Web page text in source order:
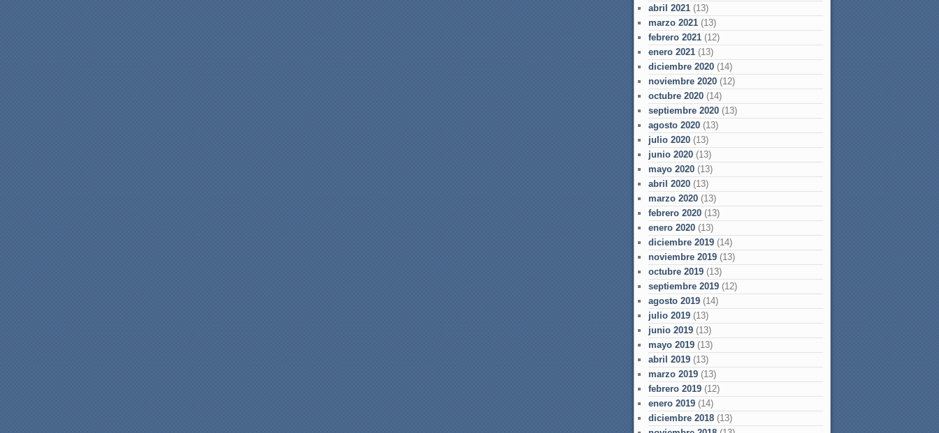
abril 2021 (13)
marzo 2021 (13)
febrero 2021 (12)
enero 2021 (13)
diciembre 2020 (14)
noviembre 2020 (12)
octubre 2020 (14)
septiembre 2020 (13)
agosto 2020 (13)
julio 2020 (13)
junio 2020 (13)
mayo 2020 (13)
abril 2020 (13)
marzo 2020 (13)
febrero 2020 (13)
enero 2020 (13)
diciembre 2019 (14)
noviembre 2019 (13)
octubre 2019 (13)
septiembre 2019 (12)
agosto 2019 (14)
julio 2019 (13)
junio 2019 (13)
mayo 2019 (13)
abril 2019 (13)
marzo 2019 (13)
febrero 2019 (12)
enero 2019 (14)
diciembre 2018 (13)